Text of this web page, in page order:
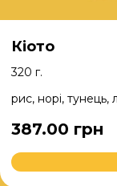
Кіото
320 г.
рис, норі, тунець,
387.00 грн